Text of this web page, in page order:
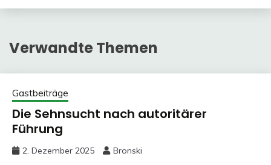
Verwandte Themen
Gastbeiträge
Die Sehnsucht nach autoritärer
Führung
2. Dezember 2025 Bronski